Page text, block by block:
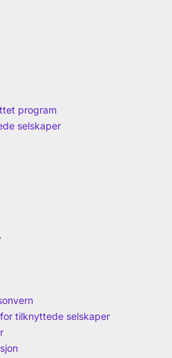
program
selskaper
tilknyttede selskaper